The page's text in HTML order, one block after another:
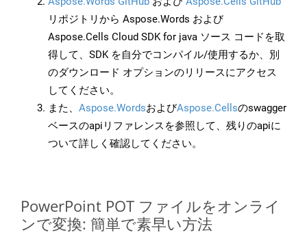
リポジトリから Aspose.Words および
Aspose.Cells Cloud SDK for java ソース コードを取
得して、SDK を自分でコンパイル/使用するか、別
のダウンロード オプションのリリースにアクセス
してください。
また、 Aspose.WordsおよびAspose.Cellsのswagger
ベースのapiリファレンスを参照して、残りのapiに
ついて詳しく確認してください。
PowerPoint POT ファイルをオンライ
ンで変換: 簡単で素早い方法